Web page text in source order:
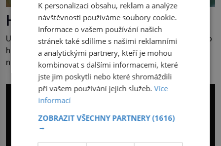
Holoubek pro radost
Uvažujete o papouškovi? Sousedům by mohla vadit jeho
hlučnost. Holoubek diamantový komunikuje téměř
neslyšitelným pípáním, je roztomilý a hodí se i pro
chovatele začátečníky. Jedná se o nenáročného
klidného ptáčka, který většinu dne jen posedává. Hodně
času tráví na zemi, kde sbírá zbytky semínek Jeho
pobřežní oblasti. […]
K personalizaci obsahu, reklam a analýze
návštěvnosti používáme soubory cookie.
Informace o vašem používání našich
stránek také sdílíme s našimi reklamními
a analytickými partnery, kteří je mohou
kombinovat s dalšími informacemi, které
jste jim poskytli nebo které shromáždili
při vašem používání jejich služeb.Více
informací
ZOBRAZIT VŠECHNY PARTNERY(1616)
→